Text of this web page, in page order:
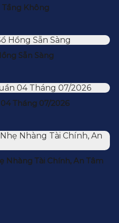
Tầng Không
Sẵn Sàng
Tháng 07/2026
Nhàng Tài Chính, An Tâm